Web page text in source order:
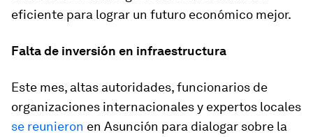
eficiente para lograr un futuro económico mejor.
Falta de inversión en infraestructura
Este mes, altas autoridades, funcionarios de
organizaciones internacionales y expertos locales
se reunieron en Asunción para dialogar sobre la